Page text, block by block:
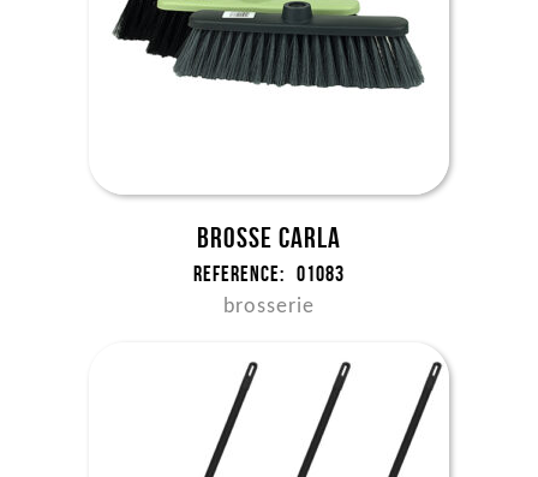
Brosse Carla
Reference: 01083
brosserie